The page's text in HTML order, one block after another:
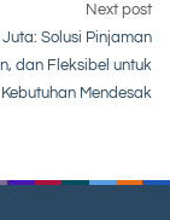
Next post
Juta: Solusi Pinjaman
dan Fleksibel untuk
Kebutuhan Mendesak